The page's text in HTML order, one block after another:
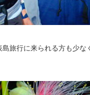
旅行に来られる方も少